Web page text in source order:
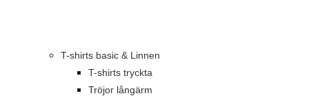
T-shirts basic & Linnen
T-shirts tryckta
Tröjor långärm